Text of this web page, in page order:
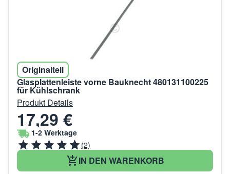
Originalteil
Glasplattenleiste vorne Bauknecht 480131100225
für Kühlschrank
Produkt Details
17,29 €
1-2 Werktage
(2)
IN DEN WARENKORB